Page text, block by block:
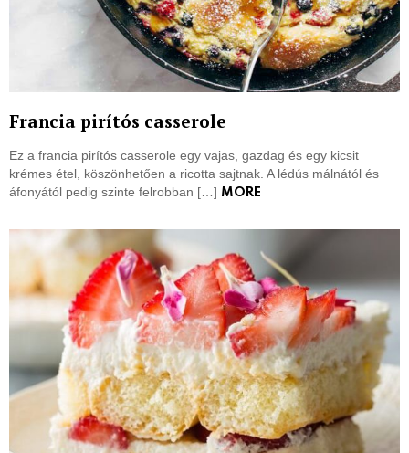
Francia pirítós casserole
Ez a francia pirítós casserole egy vajas, gazdag és egy kicsit
krémes étel, köszönhetően a ricotta sajtnak. A lédús málnától és
áfonyától pedig szinte felrobban […] MORE